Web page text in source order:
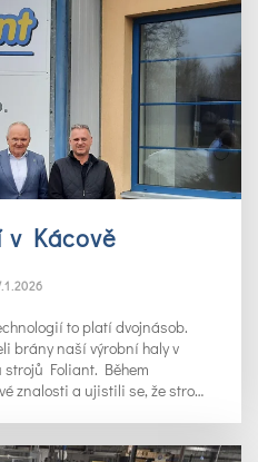
v Kácově
to platí dvojnásob.
brány naší výrobní haly v
Foliant. Během
znalosti a ujistili se, že stro…